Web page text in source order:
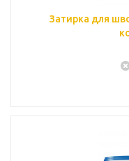
Затирка для